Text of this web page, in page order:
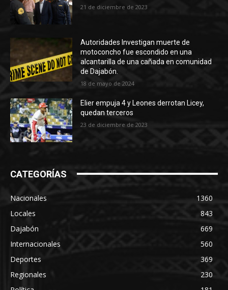
21 de diciembre de 2023
Autoridades Investigan muerte de
motoconcho fue escondido en una
alcantarilla de una cañada en comunidad
de Dajabón.
18 de mayo de 2024
Elier empuja 4 y Leones derrotan Licey,
quedan terceros
23 de diciembre de 2023
CATEGORÍAS
Nacionales
1360
Locales
843
Dajabón
669
Internacionales
560
Deportes
369
Regionales
230